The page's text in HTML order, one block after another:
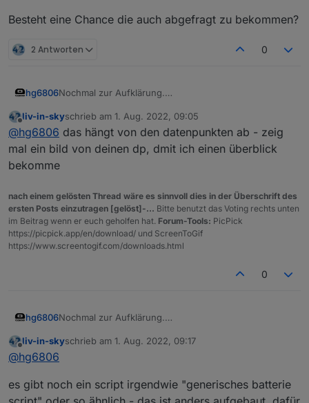
Besteht eine Chance die auch abgefragt zu bekommen?
2 Antworten 0
hg6806Nochmal zur Aufklärung.
anderen Instanz (1) laufen (wollte).
Ich hatte das von jemanden hier kopiert.
@ liv-in-skyhat dann super Support. Nochmals Danke
Ich habe jetzt alles eingestellt und läuft alles bestens.
Folgende Batterie/Akku-betriebene Geräte habe ich
Xiaomi BLE Temperatur Sensor
eingebunden.
Besteht eine Chance die auch abgefragt zu
bekommen?
Offline
liv-in-skyschrieb am 1. Aug. 2022, 09:05
zuletzt editiert von
@hg6806 das hängt von den datenpunkten ab - zeig
mal ein bild von deinen dp, dmit ich einen überblick
bekomme
nach einem gelösten Thread wäre es sinnvoll dies in der Überschrift des
ersten Posts einzutragen [gelöst]-... Bitte benutzt das Voting rechts unten
im Beitrag wenn er euch geholfen hat. Forum-Tools: PicPick
https://picpick.app/en/download/ und ScreenToGif
https://www.screentogif.com/downloads.html
0
hg6806Nochmal zur Aufklärung.
anderen Instanz (1) laufen (wollte).
dafür.
Ich habe jetzt alles eingestellt und läuft alles bestens.
noch:
Xiaomi BLE Temperatur Sensor
Offline
liv-in-skyschrieb am 1. Aug. 2022, 09:17
zuletzt editiert von
@hg6806
es gibt noch ein script irgendwie "generisches batterie